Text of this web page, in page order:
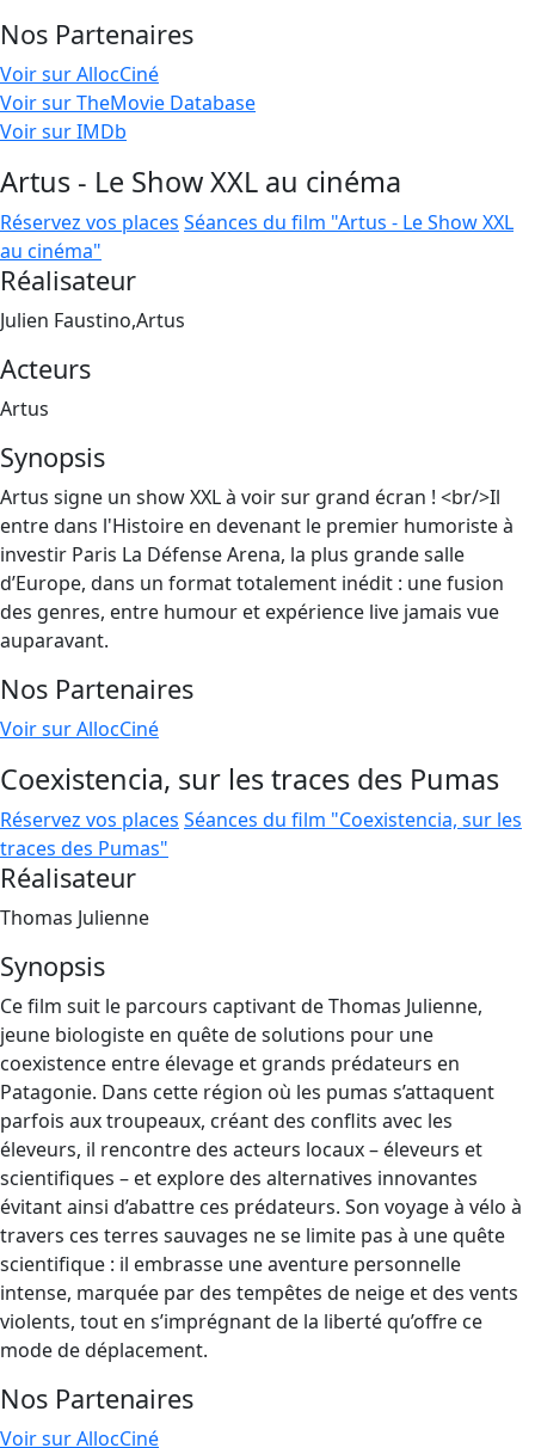
Nos Partenaires
Voir sur AllocCiné
Voir sur TheMovie Database
Voir sur IMDb
Artus - Le Show XXL au cinéma
Réservez vos places Séances du film "Artus - Le Show XXL
au cinéma"
Réalisateur
Julien Faustino,Artus
Acteurs
Artus
Synopsis
Artus signe un show XXL à voir sur grand écran ! <br/>Il
entre dans l'Histoire en devenant le premier humoriste à
investir Paris La Défense Arena, la plus grande salle
d’Europe, dans un format totalement inédit : une fusion
des genres, entre humour et expérience live jamais vue
auparavant.
Nos Partenaires
Voir sur AllocCiné
Coexistencia, sur les traces des Pumas
Réservez vos places Séances du film "Coexistencia, sur les
traces des Pumas"
Réalisateur
Thomas Julienne
Synopsis
Ce film suit le parcours captivant de Thomas Julienne,
jeune biologiste en quête de solutions pour une
coexistence entre élevage et grands prédateurs en
Patagonie. Dans cette région où les pumas s’attaquent
parfois aux troupeaux, créant des conflits avec les
éleveurs, il rencontre des acteurs locaux – éleveurs et
scientifiques – et explore des alternatives innovantes
évitant ainsi d’abattre ces prédateurs. Son voyage à vélo à
travers ces terres sauvages ne se limite pas à une quête
scientifique : il embrasse une aventure personnelle
intense, marquée par des tempêtes de neige et des vents
violents, tout en s’imprégnant de la liberté qu’offre ce
mode de déplacement.
Nos Partenaires
Voir sur AllocCiné